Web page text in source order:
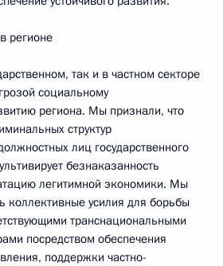
регионе
так и в частном секторе
социальному
региона. Мы признали, что
структур
лиц государственного
безнаказанность
легитимной экономики. Мы
коллективные усилия для борьбы
транснациональными
посредством обеспечения
поддержки частно-